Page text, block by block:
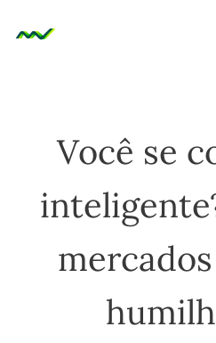
Você se